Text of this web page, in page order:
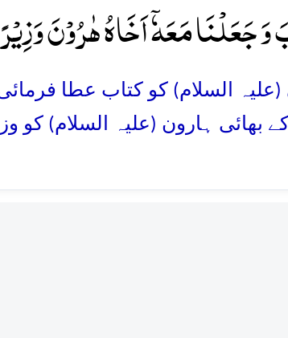
مَعَہٗۤ اَخَاہُ ہٰرُوۡنَ وَزِیۡرًا
السلام) کو کتاب عطا
ہارون (علیہ السلام) کو